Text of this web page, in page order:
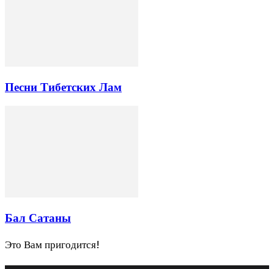
Песни Тибетских Лам
Бал Сатаны
Это Вам пригодится!